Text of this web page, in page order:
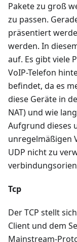
Pakete zu groß
zu passen.
präsentiert
werden. In
auf. Es gibt viele
VoIP-Telefon
befindet, da es
diese Geräte in
NAT) und wie
Aufgrund dieses
unregelmäßigen
UDP nicht zu
Tcp
Der TCP stellt
Client und dem
Mainstream-